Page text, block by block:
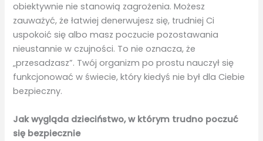
obiektywnie nie stanowią zagrożenia. Możesz
zauważyć, że łatwiej denerwujesz się, trudniej Ci
uspokoić się albo masz poczucie pozostawania
nieustannie w czujności. To nie oznacza, że
„przesadzasz”. Twój organizm po prostu nauczył się
funkcjonować w świecie, który kiedyś nie był dla Ciebie
bezpieczny.
Jak wygląda dzieciństwo, w którym trudno poczuć
się bezpiecznie